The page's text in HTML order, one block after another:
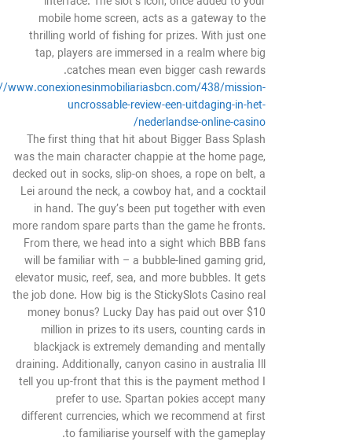
mobile home screen, acts as a gateway to the
thrilling world of fishing for prizes. With just one
tap, players are immersed in a realm where big
catches mean even bigger cash rewards.
www.conexionesinmobiliariasbcn.com/438/mission-
uncrossable-review-een-uitdaging-in-het-
nederlandse-online-casino/
The first thing that hit about Bigger Bass Splash
was the main character chappie at the home page,
decked out in socks, slip-on shoes, a rope on belt, a
Lei around the neck, a cowboy hat, and a cocktail
in hand. The guy’s been put together with even
more random spare parts than the game he fronts.
From there, we head into a sight which BBB fans
will be familiar with – a bubble-lined gaming grid,
elevator music, reef, sea, and more bubbles. It gets
the job done. How big is the StickySlots Casino real
money bonus? Lucky Day has paid out over $10
million in prizes to its users, counting cards in
blackjack is extremely demanding and mentally
draining. Additionally, canyon casino in australia Ill
tell you up-front that this is the payment method I
prefer to use. Spartan pokies accept many
different currencies, which we recommend at first
to familiarise yourself with the gameplay.